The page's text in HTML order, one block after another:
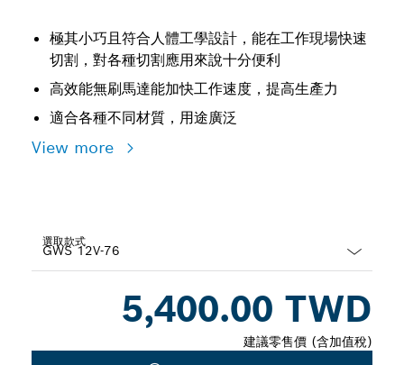
極其小巧且符合人體工學設計，能在工作現場快速
切割，對各種切割應用來說十分便利
高效能無刷馬達能加快工作速度，提高生產力
適合各種不同材質，用途廣泛
View more
選取款式
5,400.00 TWD
建議零售價 (含加值稅)